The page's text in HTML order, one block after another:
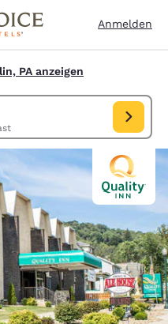
Anmelden
PA anzeigen
gast
in-Datum Aug 08, Check-